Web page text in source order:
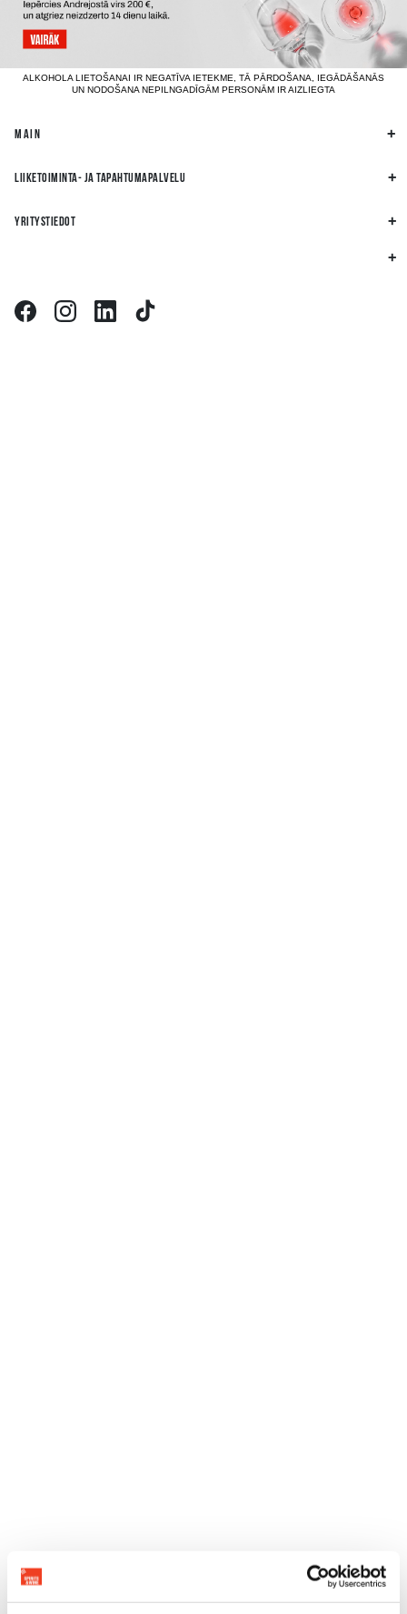
ALKOHOLA LIETOŠANAI IR NEGATĪVA IETEKME, TĀ PĀRDOŠANA, IEGĀDĀŠANĀS
UN NODOŠANA NEPILNGADĪGĀM PERSONĀM IR AIZLIEGTA
MAIN
LIIKETOIMINTA- JA TAPAHTUMAPALVELU
YRITYSTIEDOT